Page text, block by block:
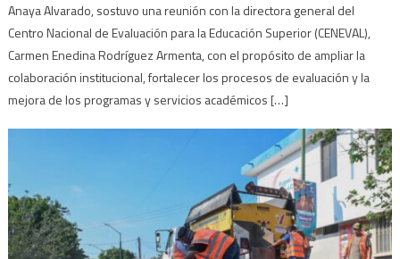
Anaya Alvarado, sostuvo una reunión con la directora general del
Centro Nacional de Evaluación para la Educación Superior (CENEVAL),
Carmen Enedina Rodríguez Armenta, con el propósito de ampliar la
colaboración institucional, fortalecer los procesos de evaluación y la
mejora de los programas y servicios académicos […]